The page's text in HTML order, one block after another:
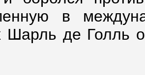
в
Шарль де Голль